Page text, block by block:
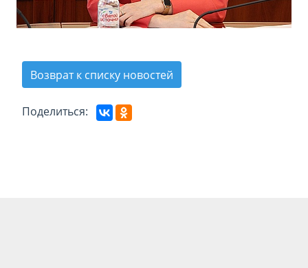
Возврат к списку новостей
Поделиться: